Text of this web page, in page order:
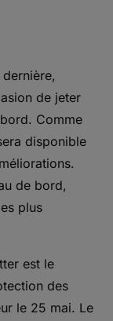
de jeter
Comme
disponible
de bord,
plus
est le
des
le 25 mai. Le